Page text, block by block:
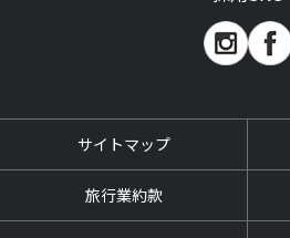
サイトマップ
旅行業約款